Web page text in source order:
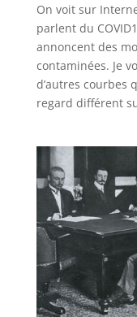
On voit sur
parlent du
annoncent des
contaminées. Je
d’autres courbes
regard différent